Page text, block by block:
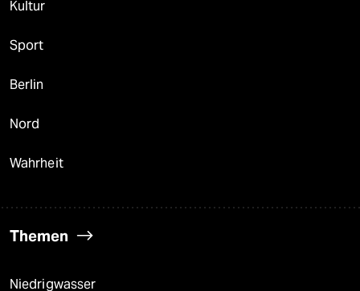
Kultur
Sport
Berlin
Nord
Wahrheit
Themen
Niedrigwasser